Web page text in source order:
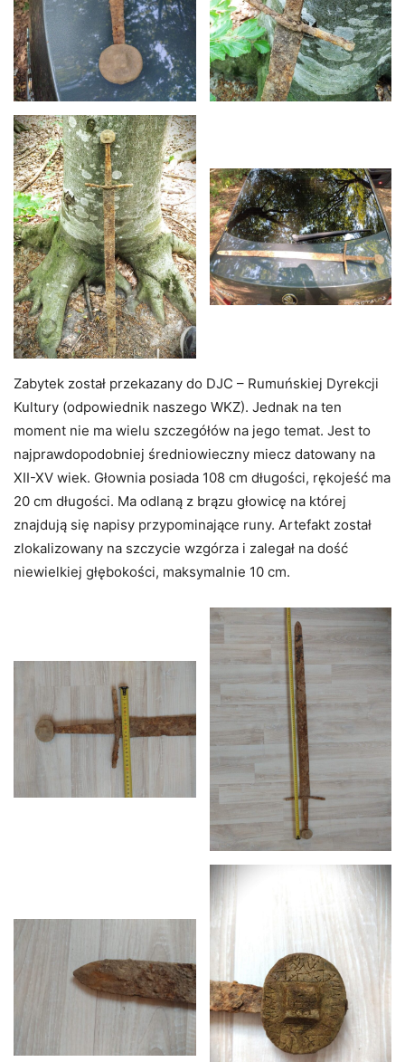
Zabytek został przekazany do DJC – Rumuńskiej Dyrekcji
Kultury (odpowiednik naszego WKZ). Jednak na ten
moment nie ma wielu szczegółów na jego temat. Jest to
najprawdopodobniej średniowieczny miecz datowany na
XII-XV wiek. Głownia posiada 108 cm długości, rękojeść ma
20 cm długości. Ma odlaną z brązu głowicę na której
znajdują się napisy przypominające runy. Artefakt został
zlokalizowany na szczycie wzgórza i zalegał na dość
niewielkiej głębokości, maksymalnie 10 cm.